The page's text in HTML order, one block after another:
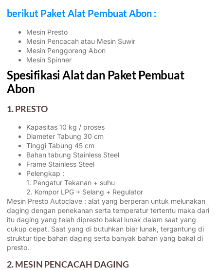
berikut Paket Alat Pembuat Abon :
Mesin Presto
Mesin Pencacah atau Mesin Suwir
Mesin Penggoreng Abon
Mesin Spinner
Spesifikasi Alat dan Paket Pembuat
Abon
1. PRESTO
Kapasitas 10 kg / proses
Diameter Tabung 30 cm
Tinggi Tabung 45 cm
Bahan tabung Stainless Steel
Frame Stainless Steel
Pelengkap :
1. Pengatur Tekanan + suhu
2. Kompor LPG + Selang + Regulator
Mesin Presto Autoclave : alat yang berperan untuk melunakan
daging dengan penekanan serta temperatur tertentu maka dari
itu daging yang telah dipresto bakal lunak dalam saat yang
cukup cepat. Saat yang di butuhkan biar lunak, tergantung di
struktur tipe bahan daging serta banyak bahan yang bakal di
presto.
2. MESIN PENCACAH DAGING